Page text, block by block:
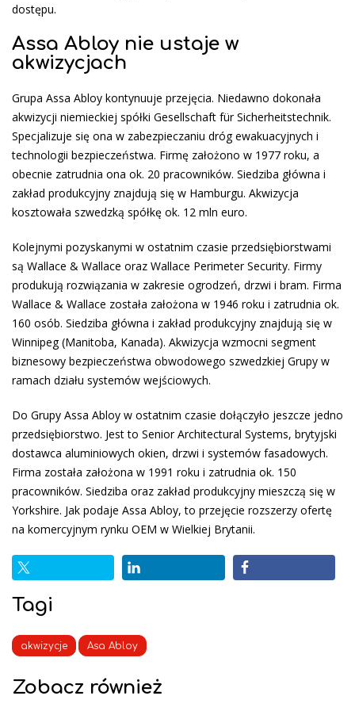
dostępu.
Assa Abloy nie ustaje w
akwizycjach
Grupa Assa Abloy kontynuuje przejęcia. Niedawno dokonała
akwizycji niemieckiej spółki Gesellschaft für Sicherheitstechnik.
Specjalizuje się ona w zabezpieczaniu dróg ewakuacyjnych i
technologii bezpieczeństwa. Firmę założono w 1977 roku, a
obecnie zatrudnia ona ok. 20 pracowników. Siedziba główna i
zakład produkcyjny znajdują się w Hamburgu. Akwizycja
kosztowała szwedzką spółkę ok. 12 mln euro.
Kolejnymi pozyskanymi w ostatnim czasie przedsiębiorstwami
są Wallace & Wallace oraz Wallace Perimeter Security. Firmy
produkują rozwiązania w zakresie ogrodzeń, drzwi i bram. Firma
Wallace & Wallace została założona w 1946 roku i zatrudnia ok.
160 osób. Siedziba główna i zakład produkcyjny znajdują się w
Winnipeg (Manitoba, Kanada). Akwizycja wzmocni segment
biznesowy bezpieczeństwa obwodowego szwedzkiej Grupy w
ramach działu systemów wejściowych.
Do Grupy Assa Abloy w ostatnim czasie dołączyło jeszcze jedno
przedsiębiorstwo. Jest to Senior Architectural Systems, brytyjski
dostawca aluminiowych okien, drzwi i systemów fasadowych.
Firma została założona w 1991 roku i zatrudnia ok. 150
pracowników. Siedziba oraz zakład produkcyjny mieszczą się w
Yorkshire. Jak podaje Assa Abloy, to przejęcie rozszerzy ofertę
na komercyjnym rynku OEM w Wielkiej Brytanii.
Tagi
akwizycje Asa Abloy
Zobacz również